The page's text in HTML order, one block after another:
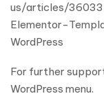
us/articles/
Elementor-
WordPress
For further
WordPress menu.